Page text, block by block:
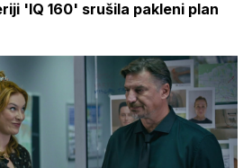
'IQ 160' srušila pakleni plan